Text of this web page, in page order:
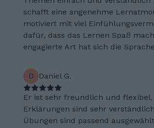
schafft eine angenehme
motiviert mit viel
dafür, dass das Lernen Spaß
engagierte Art hat sich die Sprache
D Daniel G.
Er ist sehr freundlich und flexibel,
Erklärungen sind sehr
Übungen sind passend